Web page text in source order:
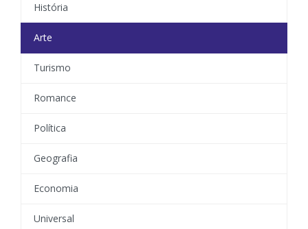
História
Arte
Turismo
Romance
Política
Geografia
Economia
Universal